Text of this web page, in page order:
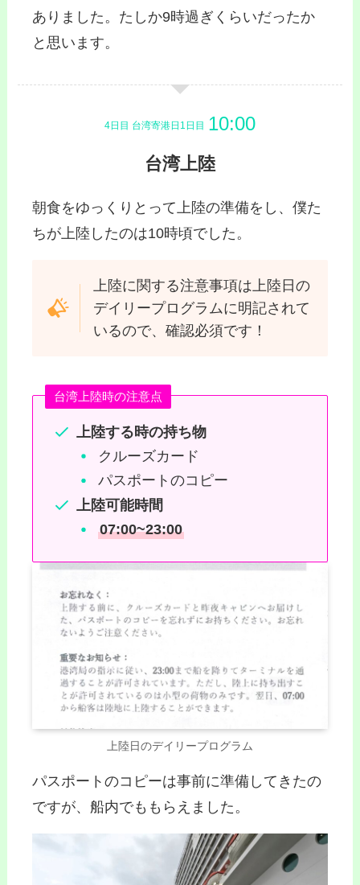
ありました。たしか9時過ぎくらいだったか
と思います。
4日目 台湾寄港日1日目
台湾上陸
朝食をゆっくりとって上陸の準備をし、僕た
ちが上陸したのは10時頃でした。
上陸に関する注意事項は上陸日の
デイリープログラムに明記されて
いるので、確認必須です！
台湾上陸時の注意点
上陸する時の持ち物
クルーズカード
パスポートのコピー
上陸可能時間
07:00~23:00
上陸日のデイリープログラム
パスポートのコピーは事前に準備してきたの
ですが、船内でももらえました。